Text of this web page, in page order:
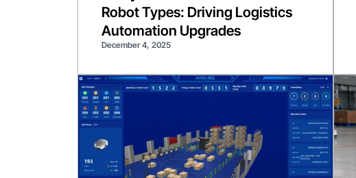
Robot Types: Driving Logistics
Automation Upgrades
December 4, 2025